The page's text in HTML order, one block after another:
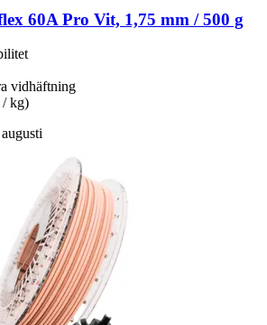
60A Pro Vit, 1,75 mm / 500 g
vidhäftning
/ kg)